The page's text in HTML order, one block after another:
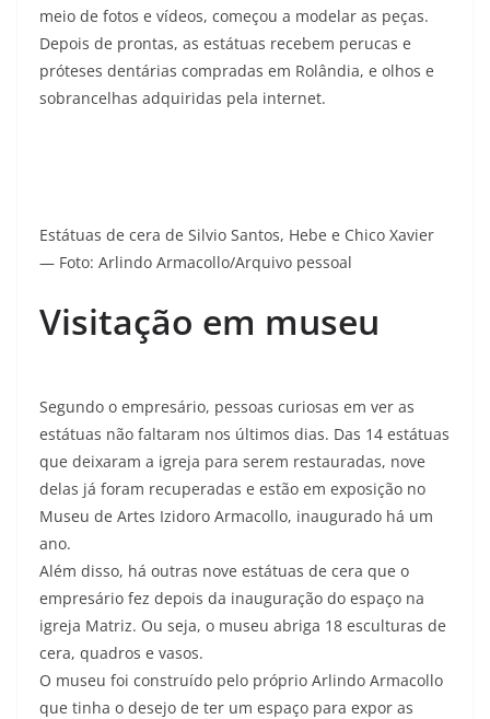
meio de fotos e vídeos, começou a modelar as peças.
Depois de prontas, as estátuas recebem perucas e
próteses dentárias compradas em Rolândia, e olhos e
sobrancelhas adquiridas pela internet.
Estátuas de cera de Silvio Santos, Hebe e Chico Xavier
— Foto: Arlindo Armacollo/Arquivo pessoal
Visitação em museu
Segundo o empresário, pessoas curiosas em ver as
estátuas não faltaram nos últimos dias. Das 14 estátuas
que deixaram a igreja para serem restauradas, nove
delas já foram recuperadas e estão em exposição no
Museu de Artes Izidoro Armacollo, inaugurado há um
ano.
Além disso, há outras nove estátuas de cera que o
empresário fez depois da inauguração do espaço na
igreja Matriz. Ou seja, o museu abriga 18 esculturas de
cera, quadros e vasos.
O museu foi construído pelo próprio Arlindo Armacollo
que tinha o desejo de ter um espaço para expor as